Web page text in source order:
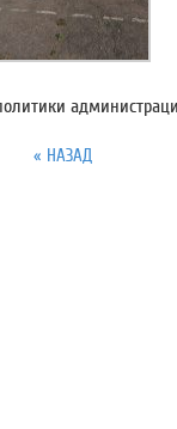
« НАЗАД